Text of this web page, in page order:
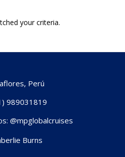
your criteria.
Perú
989031819
@mpglobalcruises
Burns